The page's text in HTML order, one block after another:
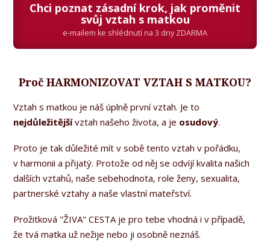
Chci poznat zásadní krok, jak proměnit
svůj vztah s matkou
e-mailem ke shlédnutí na 3 dny ZDARMA
Proč HARMONIZOVAT VZTAH S MATKOU?
Vztah s matkou je náš úplně první vztah. Je to
nejdůležitějšívztah našeho života, a je osudový.
Proto je tak důležité mít v sobě tento vztah v pořádku,
v harmonii a přijatý. Protože od něj se odvíjí kvalita našich
dalších vztahů, naše sebehodnota, role ženy, sexualita,
partnerské vztahy a naše vlastní mateřství.
Prožitková "ŽIVA" CESTA je pro tebe vhodná i v případě,
že tvá matka už nežije nebo ji osobně neznáš.